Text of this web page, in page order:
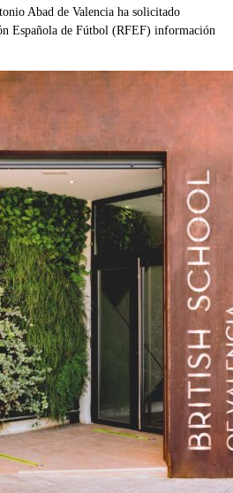
Abad de Valencia ha solicitado
Española de Fútbol (RFEF) información